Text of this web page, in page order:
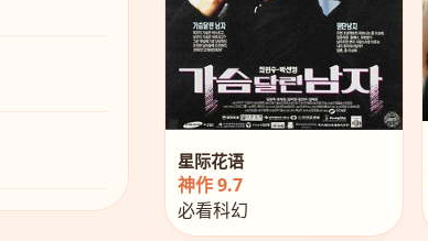
星际花语
神作 9.7
必看科幻